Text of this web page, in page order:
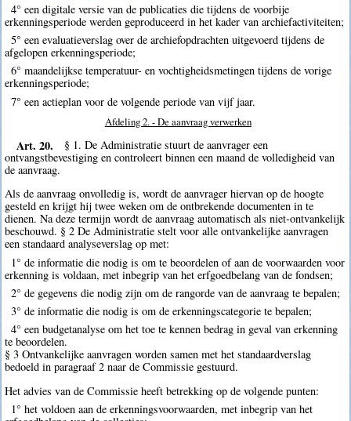
4° een digitale versie van de publicaties die tijdens de voorbije
erkenningsperiode werden geproduceerd in het kader van archiefactiviteiten;
5° een evaluatieverslag over de archiefopdrachten uitgevoerd tijdens de
afgelopen erkenningsperiode;
6° maandelijkse temperatuur- en vochtigheidsmetingen tijdens de vorige
erkenningsperiode;
7° een actieplan voor de volgende periode van vijf jaar.
Afdeling 2. - De aanvraag verwerken
Art. 20.
§ 1. De Administratie stuurt de aanvrager een
ontvangstbevestiging en controleert binnen een maand de volledigheid van
de aanvraag.
Als de aanvraag onvolledig is, wordt de aanvrager hiervan op de hoogte
gesteld en krijgt hij twee weken om de ontbrekende documenten in te
dienen. Na deze termijn wordt de aanvraag automatisch als niet-ontvankelijk
beschouwd. § 2 De Administratie stelt voor alle ontvankelijke aanvragen
een standaard analyseverslag op met:
1° de informatie die nodig is om te beoordelen of aan de voorwaarden voor
erkenning is voldaan, met inbegrip van het erfgoedbelang van de fondsen;
2° de gegevens die nodig zijn om de rangorde van de aanvraag te bepalen;
3° de informatie die nodig is om de erkenningscategorie te bepalen;
4° een budgetanalyse om het toe te kennen bedrag in geval van erkenning
te beoordelen.
§ 3 Ontvankelijke aanvragen worden samen met het standaardverslag
bedoeld in paragraaf 2 naar de Commissie gestuurd.
Het advies van de Commissie heeft betrekking op de volgende punten:
1° het voldoen aan de erkenningsvoorwaarden, met inbegrip van het